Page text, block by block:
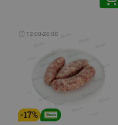
🕘 12:00-20:00
-17%